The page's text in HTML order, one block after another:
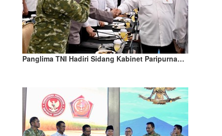
Panglima TNI Hadiri Sidang Kabinet Paripurna…